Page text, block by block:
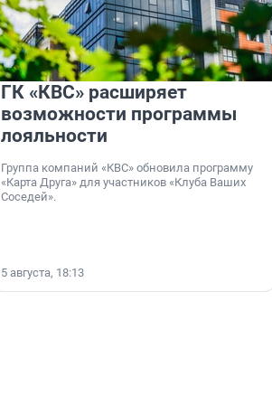
ГК «КВС» расширяет
возможности программы
лояльности
Группа компаний «КВС» обновила программу
«Карта Друга» для участников «Клуба Ваших
Соседей».
5 августа, 18:13